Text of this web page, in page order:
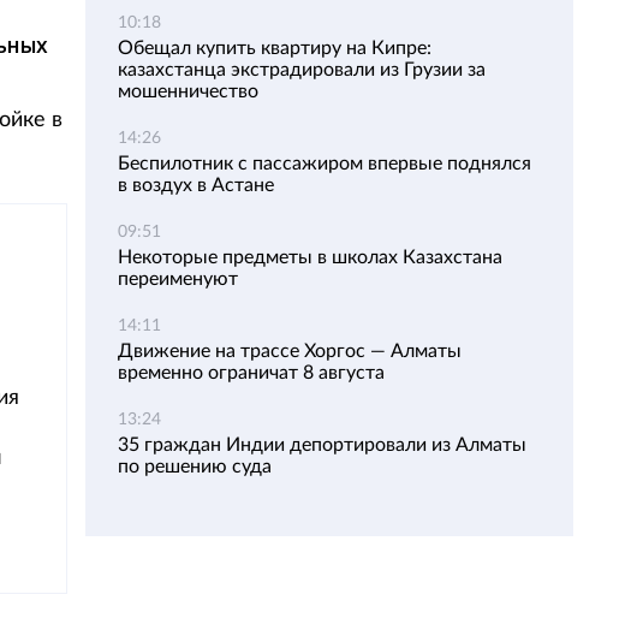
в
10:18
Обещал купить квартиру на Кипре:
казахстанца экстрадировали из Грузии за
мошенничество
14:26
Беспилотник с пассажиром впервые поднялся
в воздух в Астане
09:51
Некоторые предметы в школах Казахстана
переименуют
14:11
Движение на трассе Хоргос — Алматы
временно ограничат 8 августа
13:24
35 граждан Индии депортировали из Алматы
по решению суда